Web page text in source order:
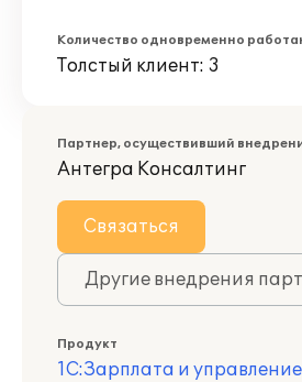
Количество одновременно
Толстый клиент: 3
Партнер, осуществивший
Антегра Консалтинг
Связаться
Другие внедрения
Продукт
1С:Зарплата и